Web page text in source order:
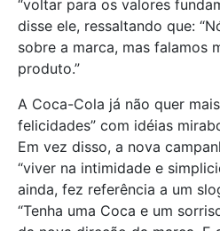
“voltar para os valores
disse ele, ressaltando que:
sobre a marca, mas falamos
produto.”
A Coca-Cola já não quer
felicidades” com idéias
Em vez disso, a nova
“viver na intimidade e
ainda, fez referência a um
“Tenha uma Coca e um